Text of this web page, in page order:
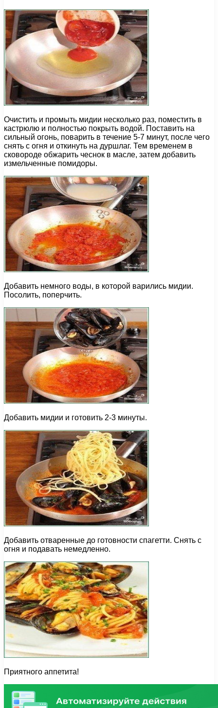
Очистить и промыть мидии несколько раз, поместить в
кастрюлю и полностью покрыть водой. Поставить на
сильный огонь, поварить в течение 5-7 минут, после чего
снять с огня и откинуть на дуршлаг. Тем временем в
сковороде обжарить чеснок в масле, затем добавить
измельченные помидоры.
Добавить немного воды, в которой варились мидии.
Посолить, поперчить.
Добавить мидии и готовить 2-3 минуты.
Добавить отваренные до готовности спагетти. Снять с
огня и подавать немедленно.
Приятного аппетита!